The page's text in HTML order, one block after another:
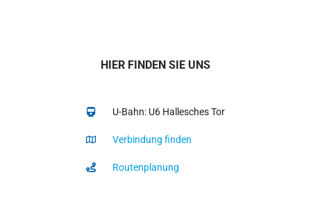
HIER FINDEN SIE UNS
U-Bahn: U6 Hallesches Tor
Verbindung finden
Routenplanung